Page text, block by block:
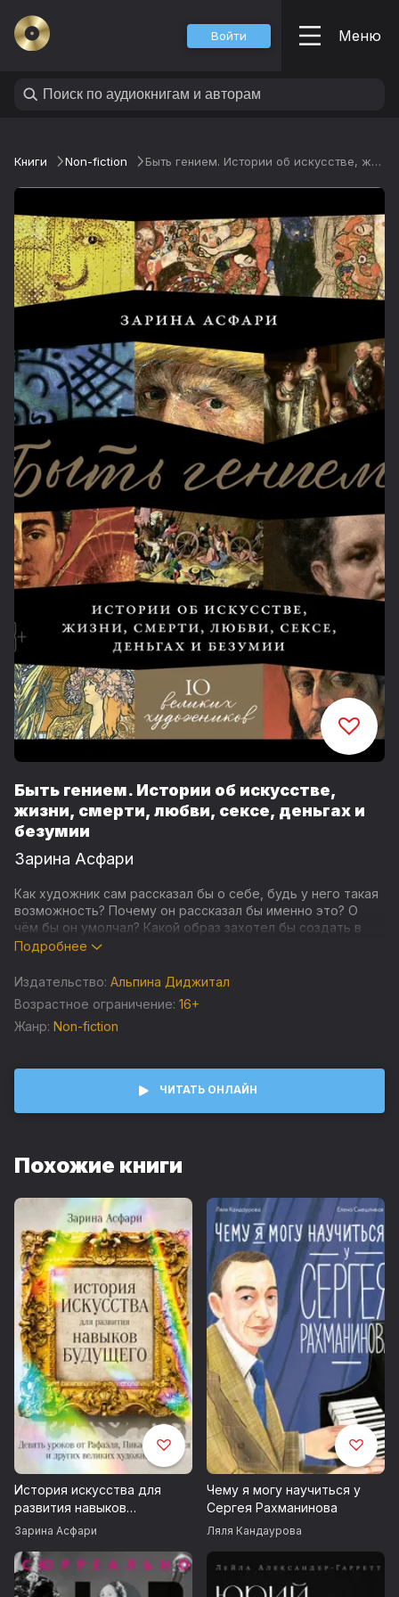
Войти Меню
Книги Non-fiction Быть гением. Истории об искусстве, жизни, смерти, любви, сексе, деньгах и безумии
Быть гением. Истории об искусстве,
жизни, смерти, любви, сексе, деньгах и
безумии
Зарина Асфари
Как художник сам рассказал бы о себе, будь у него такая
возможность? Почему он рассказал бы именно это? О
чём бы он умолчал? Какой образ захотел бы создать в
читательском сознании?
Книга даёт возможность «услышать» голоса гениев
• Героя. Как они сами хотели бы, чтобы читатель их
• Историка. Что кроется за этим эмоциональным
знакомством, о каких картинах и людях идёт речь,
почему они важны для понимания героя.
отношениях с персонажем сквозь пространство и время:
Подробнее
Издательство: Альпина Диджитал
Возрастное ограничение: 16+
Жанр: Non-fiction
ЧИТАТЬ ОНЛАЙН
Похожие книги
История искусства для
развития навыков
будущего. Девять уроков
Врубеля и других великих
художников
Зарина Асфари
Чему я могу научиться у
Сергея Рахманинова
Ляля Кандаурова